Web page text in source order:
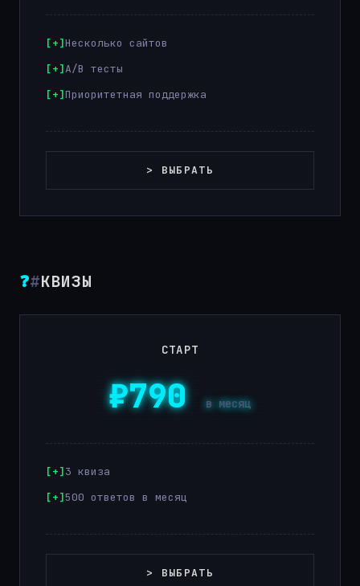
Несколько сайтов
A/B тесты
Приоритетная поддержка
> ВЫБРАТЬ
❓#КВИЗЫ
СТАРТ
₽790в месяц
3 квиза
500 ответов в месяц
> ВЫБРАТЬ